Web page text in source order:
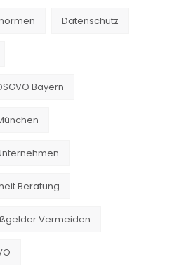
Datenschutz
Bayern
Beratung
Vermeiden